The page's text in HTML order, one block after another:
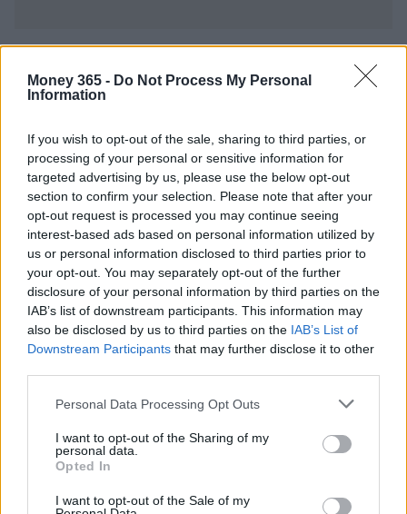
Money 365 - Do Not Process My Personal
Information
If you wish to opt-out of the sale, sharing to third parties, or
processing of your personal or sensitive information for
targeted advertising by us, please use the below opt-out
section to confirm your selection. Please note that after your
opt-out request is processed you may continue seeing
interest-based ads based on personal information utilized by
us or personal information disclosed to third parties prior to
your opt-out. You may separately opt-out of the further
disclosure of your personal information by third parties on the
IAB’s list of downstream participants. This information may
also be disclosed by us to third parties on the IAB’s List of
Downstream Participants that may further disclose it to other
Please note that this website/app uses one or more Google
not limited to your visit or usage behaviour. You may click to
grant or deny consent to Google and its third-party tags to
use your data for below specified purposes in below Google
consent section.
Personal Data Processing Opt Outs
I want to opt-out of the Sharing of my
personal data.
Opted In
I want to opt-out of the Sale of my
1
Investimenti sostenibili: la rivoluzione verde e digitale
premia gli azionisti
2
L’impatto dei tassi di interesse sui mutui in Italia nel
3 Shayne Coplan: La Storia del Giovane Miliardario
Fondatore di Polymarket
4 Proteste a Cala Finanza e battaglie legali: cosa sta
succedendo a Tavolara Bay
5 tedesche a rischio e 50 miliardi di tagli